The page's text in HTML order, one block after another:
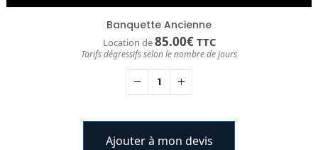
Banquette Ancienne
Location de85.00€ TTC
Tarifs dégressifs selon le nombre de jours
Ajouter à mon devis